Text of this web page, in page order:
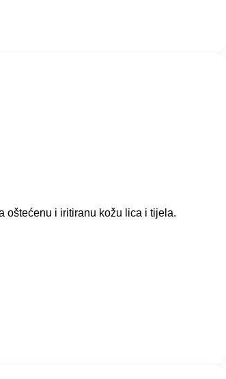
oštećenu i iritiranu kožu lica i tijela.